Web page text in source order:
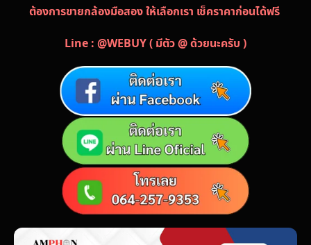
ต้องการขายกล้องมือสอง ให้เลือกเรา เช็คราคาก่อนได้ฟรี
Line : @WEBUY ( มีตัว @ ด้วยนะครับ )